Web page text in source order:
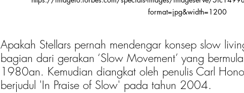
format=jpg&width=1200
Apakah Stellars pernah mendengar konsep slow
bagian dari gerakan ‘Slow Movement’ yang
1980an. Kemudian diangkat oleh penulis Carl
berjudul 'In Praise of Slow' pada tahun 2004.